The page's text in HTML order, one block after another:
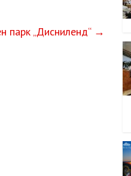
парк „Дисниленд“ →